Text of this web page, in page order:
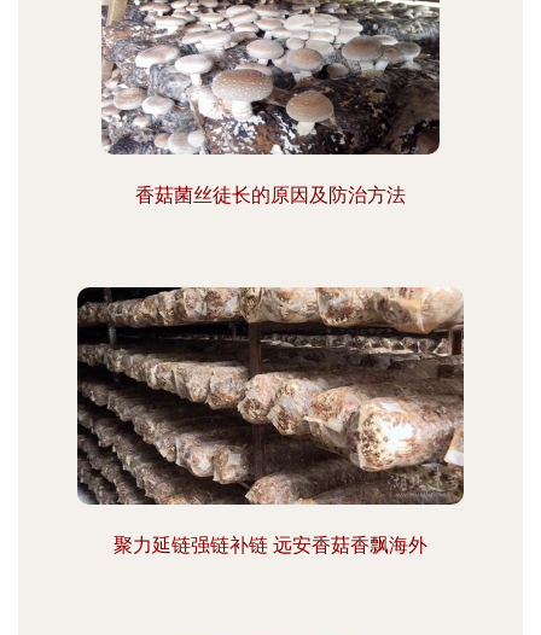
香菇菌丝徒长的原因及防治方法
聚力延链强链补链 远安香菇香飘海外